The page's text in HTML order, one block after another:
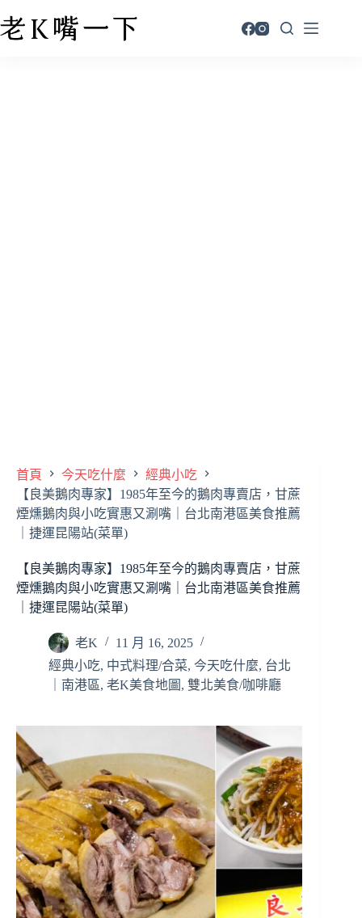
首頁 今天吃什麼
經典小吃
【良美鵝肉專家】1985年至今的鵝肉專賣店，甘蔗
煙燻鵝肉與小吃實惠又涮嘴｜台北南港區美食推薦
｜捷運昆陽站(菜單)
【良美鵝肉專家】1985年至今的鵝肉專賣店，甘蔗
煙燻鵝肉與小吃實惠又涮嘴｜台北南港區美食推薦
｜捷運昆陽站(菜單)
老K
11 月 16, 2025
經典小吃, 中式料理/合菜, 今天吃什麼, 台北
｜南港區, 老K美食地圖 , 雙北美食/咖啡廳